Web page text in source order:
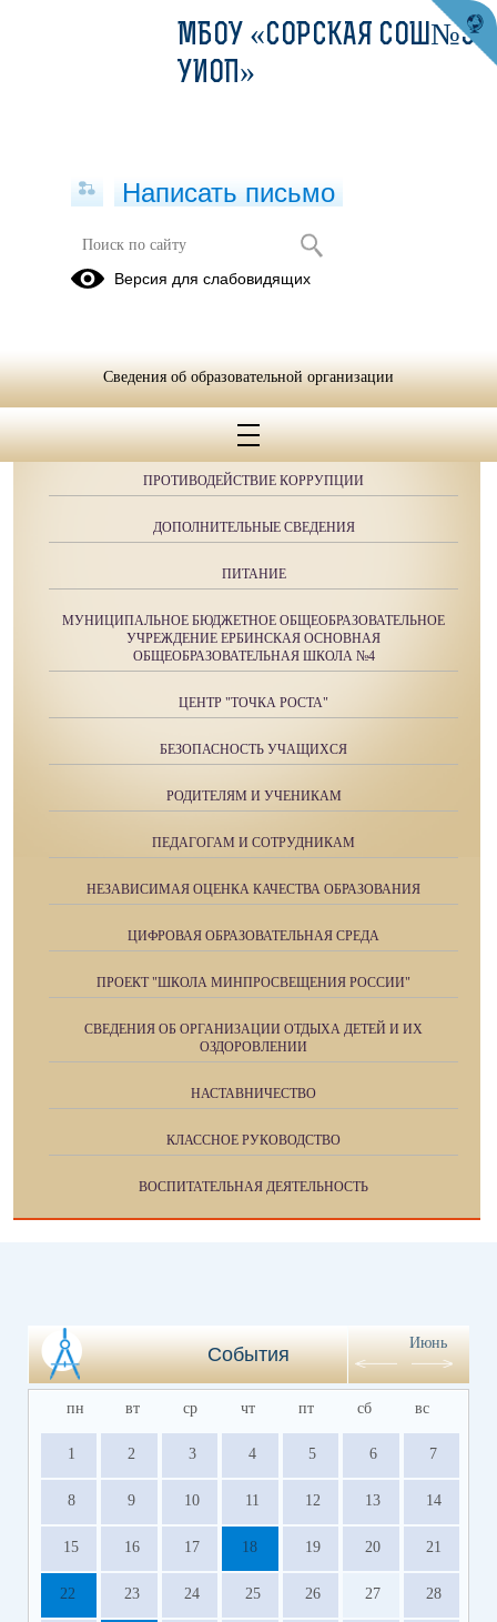
ОБРАЩЕНИЯ ГРАЖДАН
ПРОТИВОДЕЙСТВИЕ КОРРУПЦИИ
ДОПОЛНИТЕЛЬНЫЕ СВЕДЕНИЯ
ПИТАНИЕ
МУНИЦИПАЛЬНОЕ БЮДЖЕТНОЕ ОБЩЕОБРАЗОВАТЕЛЬНОЕ
УЧРЕЖДЕНИЕ ЕРБИНСКАЯ ОСНОВНАЯ
ОБЩЕОБРАЗОВАТЕЛЬНАЯ ШКОЛА №4
ЦЕНТР "ТОЧКА РОСТА"
БЕЗОПАСНОСТЬ УЧАЩИХСЯ
РОДИТЕЛЯМ И УЧЕНИКАМ
ПЕДАГОГАМ И СОТРУДНИКАМ
НЕЗАВИСИМАЯ ОЦЕНКА КАЧЕСТВА ОБРАЗОВАНИЯ
ЦИФРОВАЯ ОБРАЗОВАТЕЛЬНАЯ СРЕДА
ПРОЕКТ "ШКОЛА МИНПРОСВЕЩЕНИЯ РОССИИ"
СВЕДЕНИЯ ОБ ОРГАНИЗАЦИИ ОТДЫХА ДЕТЕЙ И ИХ
ОЗДОРОВЛЕНИИ
НАСТАВНИЧЕСТВО
КЛАССНОЕ РУКОВОДСТВО
ВОСПИТАТЕЛЬНАЯ ДЕЯТЕЛЬНОСТЬ
События
Июнь
пн вт ср чт пт сб вс
1 2 3 4 5 6 7
8 9 10 11 12 13 14
15 16 17 18 19 20 21
22 23 24 25 26 27 28
МБОУ «СОРСКАЯ СОШ№3 С
УИОП»
Написать письмо
Версия для слабовидящих
Сведения об образовательной организации